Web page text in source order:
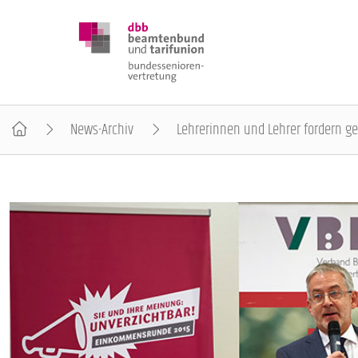
VERANSTALTUNGEN
PUBLIKATIONEN
News-Archiv Lehrerinnen und Lehrer fordern